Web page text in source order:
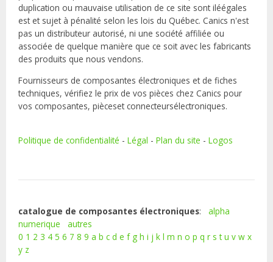
duplication ou mauvaise utilisation de ce site sont iléégales
est et sujet à pénalité selon les lois du Québec. Canics n'est
pas un distributeur autorisé, ni une société affiliée ou
associée de quelque manière que ce soit avec les fabricants
des produits que nous vendons.
Fournisseurs de composantes électroniques et de fiches
techniques, vérifiez le prix de vos pièces chez Canics pour
vos composantes, pièceset connecteursélectroniques.
Politique de confidentialité - Légal - Plan du site - Logos
catalogue de composantes électroniques: alpha
numerique
autres
0 1 2 3 4 5 6 7 8 9 a b c d e f g h i j k l m n o p q r s t u v w x
y z